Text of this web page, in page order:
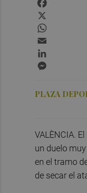
PLAZA
VALÈNCIA.
un duelo
en el tramo
de secar el